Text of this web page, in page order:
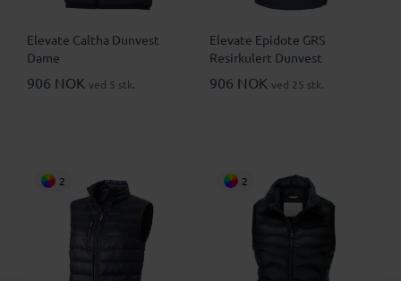
Elevate Caltha Dunvest
Dame
906 NOK ved 5 stk.
Elevate Epidote GRS
Resirkulert Dunvest
906 NOK ved 25 stk.
2 2